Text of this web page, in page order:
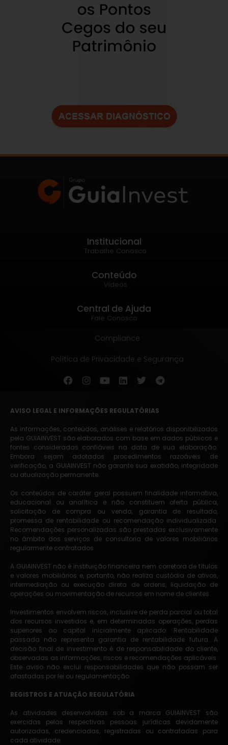
Institucional
Trabalhe Conosco
Conteúdo
Vídeos
Central de Ajuda
Fale Conosco
Compliance
Política de Privacidade e Segurança
AVISO LEGAL E INFORMAÇÕES REGULATÓRIAS
As informações, conteúdos, análises e relatórios disponibilizados
pela GUIAINVEST são elaborados com base em dados públicos e
fontes consideradas confiáveis na data de sua elaboração.
Embora sejam adotados procedimentos razoáveis de
verificação, a GUIAINVEST não garante sua exatidão, integridade
ou atualização permanente.
Os conteúdos de caráter geral possuem finalidade informativa,
educacional ou analítica e não constituem oferta pública,
solicitação de compra ou venda, garantia de resultado,
promessa de rentabilidade ou recomendação individualizada.
Recomendações personalizadas são prestadas exclusivamente
no âmbito dos serviços de consultoria de valores mobiliários
regularmente contratados.
A GUIAINVEST não é instituição financeira nem corretora de títulos
e valores mobiliários e, portanto, não realiza custódia de ativos,
intermediação ou execução direta de ordens, liquidação de
operações ou movimentação de recursos em nome de clientes.
Investimentos envolvem riscos, inclusive de perda parcial ou total
dos recursos investidos e, em determinadas operações, perdas
superiores ao capital inicialmente aplicado. Rentabilidade
passada não representa garantia de rentabilidade futura. A
decisão final de investimento é de responsabilidade do cliente,
observadas as informações, riscos e recomendações aplicáveis.
Este aviso não exclui responsabilidades que não possam ser
afastadas por lei ou regulamentação.
REGISTROS E ATUAÇÃO REGULATÓRIA
As atividades desenvolvidas sob a marca GUIAINVEST são
exercidas pelas respectivas pessoas jurídicas devidamente
autorizadas, credenciadas, registradas ou contratadas para
cada atividade.